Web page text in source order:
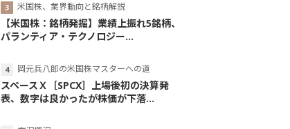
米国株、業界動向と銘柄解説
【米国株：銘柄発掘】業績上振れ5銘柄、
パランティア・テクノロジー...
岡元兵八郎の米国株マスターへの道
スペースＸ［SPCX］上場後初の決算発
表、数字は良かったが株価が下落...